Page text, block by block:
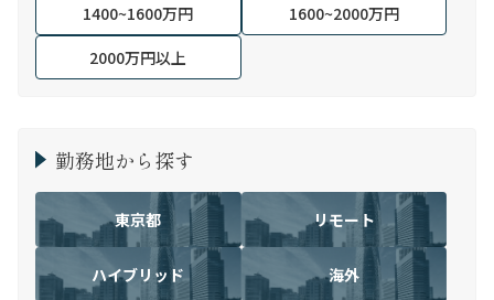
1400~1600万円
1600~2000万円
2000万円以上
勤務地から探す
東京都 リモート
ハイブリッド 海外